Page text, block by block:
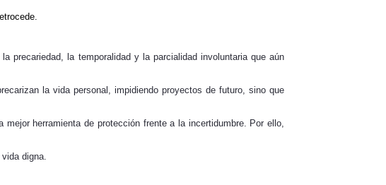
precariedad, la temporalidad y la parcialidad involuntaria que aún
la vida personal, impidiendo proyectos de futuro, sino que
herramienta de protección frente a la incertidumbre. Por ello,
digna.